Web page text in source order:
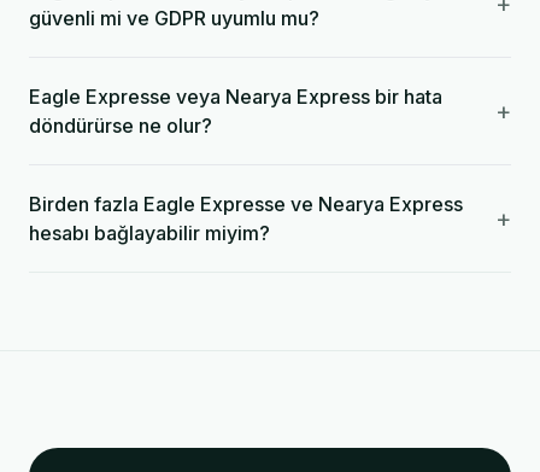
güvenli mi ve GDPR uyumlu mu?
Eagle Expresse veya Nearya Express bir hata
döndürürse ne olur?
+
Birden fazla Eagle Expresse ve Nearya Express
hesabı bağlayabilir miyim?
+